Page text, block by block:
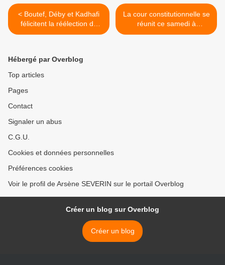
< Boutef, Déby et Kadhafi
félicitent la réélection de
Sassou Nguesso
La cour constitutionnelle se
réunit ce samedi à
Brazzaville >
Hébergé par Overblog
Top articles
Pages
Contact
Signaler un abus
C.G.U.
Cookies et données personnelles
Préférences cookies
Voir le profil de Arsène SEVERIN sur le portail Overblog
Créer un blog sur Overblog
Créer un blog